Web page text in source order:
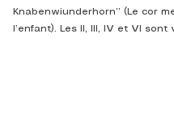
Knabenwiunderhorn” (Le cor
l’enfant). Les II, III, IV et VI sont